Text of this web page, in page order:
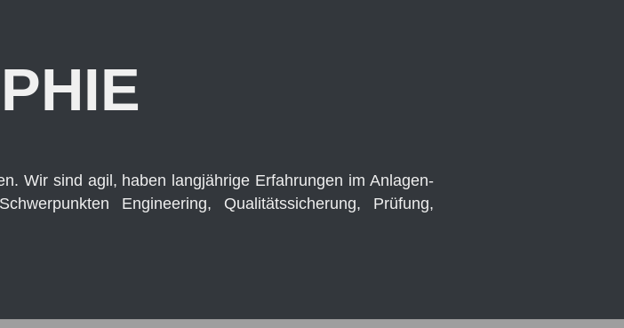
Wir sind agil, haben langjährige Erfahrungen im Anlagen-
Engineering, Qualitätssicherung, Prüfung,